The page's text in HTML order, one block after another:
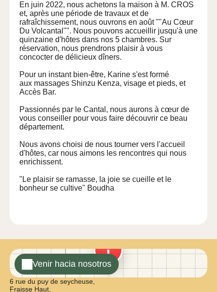
En juin 2022, nous achetons la maison à M. CROS
et, après une période de travaux et de
rafraîchissement, nous ouvrons en août ""Au Cœur
Du Volcantal"". Nous pouvons accueillir jusqu'à une
quinzaine d'hôtes dans nos 5 chambres. Sur
réservation, nous prendrons plaisir à vous
concocter de délicieux dîners.
Pour un instant bien-être, Karine s'est formé
aux massages Shinzu Kenza, visage et pieds, et
Accès Bar.
Passionnés par le Cantal, nous aurons à cœur de
vous conseiller pour vous faire découvrir ce beau
département.
Nous avons choisi de nous tourner vers l'accueil
d'hôtes, car nous aimons les rencontres qui nous
enrichissent.
"Le plaisir se ramasse, la joie se cueille et le
bonheur se cultive" Boudha
Venir hacia nosotros
6 rue du puy de seycheuse,
Fraisse Haut,